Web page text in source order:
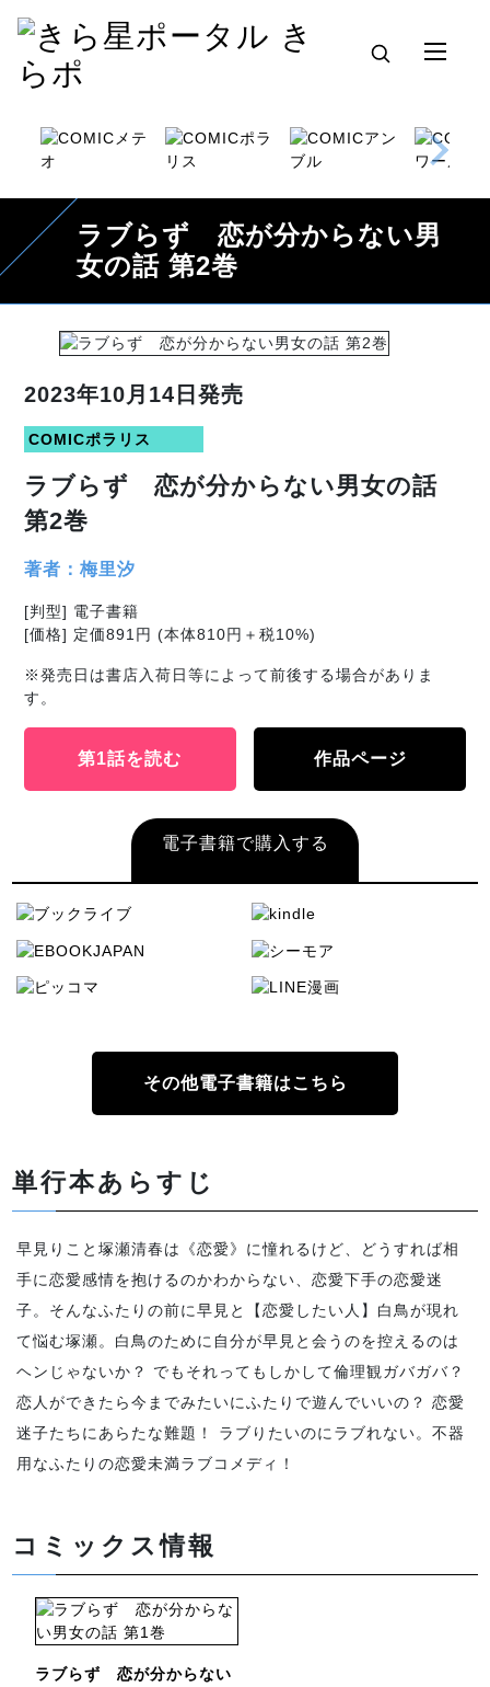
ラブらず 恋が分からない男
女の話 第2巻
2023年10月14日発売
COMICポラリス
ラブらず 恋が分からない男女の話
第2巻
著者：梅里汐
[判型] 電子書籍
[価格] 定価891円 (本体810円＋税10%)
※発売日は書店入荷日等によって前後する場合がありま
す。
第1話を読む 作品ページ
電子書籍で購入する
その他電子書籍はこちら
単行本あらすじ
早見りこと塚瀬清春は《恋愛》に憧れるけど、どうすれば相
手に恋愛感情を抱けるのかわからない、恋愛下手の恋愛迷
子。そんなふたりの前に早見と【恋愛したい人】白鳥が現れ
て悩む塚瀬。白鳥のために自分が早見と会うのを控えるのは
ヘンじゃないか？ でもそれってもしかして倫理観ガバガバ？
恋人ができたら今までみたいにふたりで遊んでいいの？ 恋愛
迷子たちにあらたな難題！ ラブりたいのにラブれない。不器
用なふたりの恋愛未満ラブコメディ！
コミックス情報
ラブらず 恋が分からない